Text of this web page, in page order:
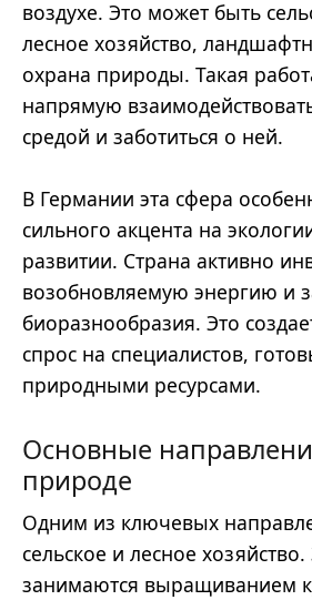
воздухе. Это может быть
лесное хозяйство,
охрана природы. Такая
напрямую
средой и заботиться о ней.
В Германии эта сфера
сильного акцента на
развитии. Страна активно
возобновляемую энергию и
биоразнообразия. Это
спрос на специалистов,
природными ресурсами.
Основные
природе
Одним из ключевых
сельское и лесное
занимаются выращиванием